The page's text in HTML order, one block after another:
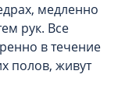
медленно
рук. Все
в течение
полов, живут